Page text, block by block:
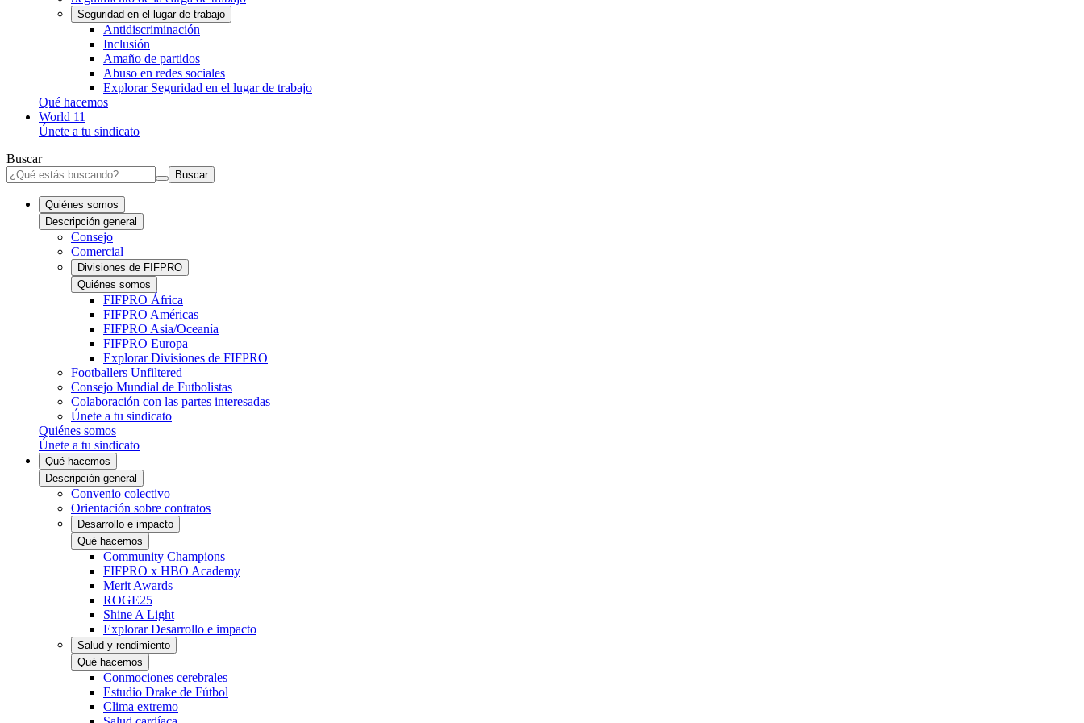
Seguridad en el lugar de trabajo
Antidiscriminación
Inclusión
Amaño de partidos
Abuso en redes sociales
Explorar Seguridad en el lugar de trabajo
Qué hacemos
World 11
Únete a tu sindicato
Buscar
Buscar
Quiénes somos
Descripción general
Consejo
Comercial
Divisiones de FIFPRO
Quiénes somos
FIFPRO África
FIFPRO Américas
FIFPRO Asia/Oceanía
FIFPRO Europa
Explorar Divisiones de FIFPRO
Footballers Unfiltered
Consejo Mundial de Futbolistas
Colaboración con las partes interesadas
Únete a tu sindicato
Quiénes somos
Únete a tu sindicato
Qué hacemos
Descripción general
Convenio colectivo
Orientación sobre contratos
Desarrollo e impacto
Qué hacemos
Community Champions
FIFPRO x HBO Academy
Merit Awards
ROGE25
Shine A Light
Explorar Desarrollo e impacto
Salud y rendimiento
Qué hacemos
Conmociones cerebrales
Estudio Drake de Fútbol
Clima extremo